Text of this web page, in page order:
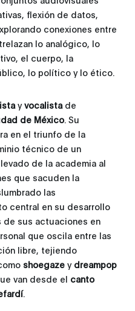
flexión de datos,
conexiones entre
lo analógico, lo
el cuerpo, la
lo político y lo ético.
yvocalistade
de México. Su
en el triunfo de la
técnico de un
de la academia al
que sacuden la
las
central en su desarrollo
de sus actuaciones en
que oscila entre las
libre, tejiendo
shoegaze y dreampop
van desde el canto
.